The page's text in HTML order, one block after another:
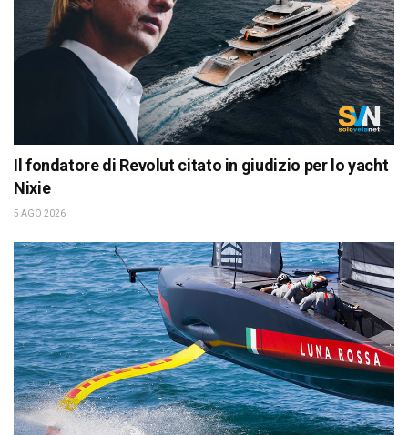
Il fondatore di Revolut citato in giudizio per lo yacht
Nixie
5 AGO 2026